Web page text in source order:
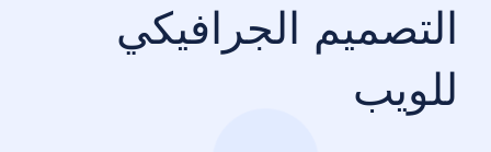
التصميم الجرافيكي
للويب